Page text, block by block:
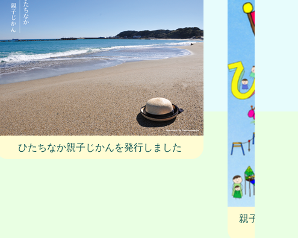
ひたちなか親子じかんを発行しました
親子でおで